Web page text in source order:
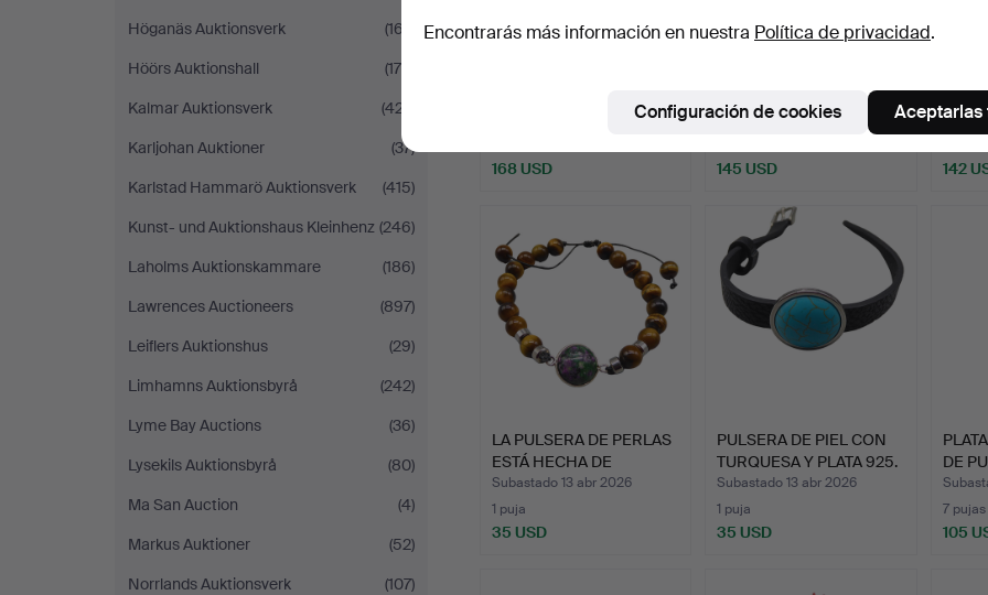
Höganäs Auktionsverk
(167)
Höörs Auktionshall
(175)
Kalmar Auktionsverk
(427)
Karljohan Auktioner
(37)
Karlstad Hammarö Auktionsverk
(415)
Kunst- und Auktionshaus Kleinhenz (246)
Laholms Auktionskammare
(186)
Lawrences Auctioneers
(897)
Leiflers Auktionshus
(29)
Limhamns Auktionsbyrå
(242)
Lyme Bay Auctions
(36)
Lysekils Auktionsbyrå
(80)
Ma San Auction
(4)
Markus Auktioner
(52)
Norrlands Auktionsverk
(107)
Subastado 3 may 2026
168 USD
HILO CON OJO DE TIGRE
AZU…
Subastado 30 abr 2026
145 USD
CON
ES…
142
LA PULSERA DE PERLAS
ESTÁ HECHA DE
PIEDRAS…
Subastado 13 abr 2026
1 puja
35 USD
PULSERA DE PIEL CON
TURQUESA Y PLATA 925.
Subastado 13 abr 2026
1 puja
35 USD
DE
7 pujas
105
Encontrarás más información en nuestra Política de privacidad.
Configuración de cookies Aceptarlas